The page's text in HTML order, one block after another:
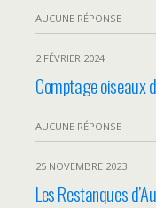
AUCUNE RÉPONSE
2 FÉVRIER 2024
Comptage oiseaux
AUCUNE RÉPONSE
25 NOVEMBRE 2023
Les Restanques